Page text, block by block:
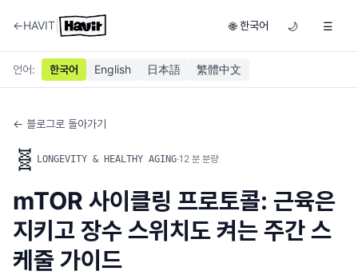
←HAVIT 🌐 한국어 🌙 ☰
언어: 한국어 English 日本語 繁體中文
← 블로그로 돌아가기
🧬 LONGEVITY & HEALTHY AGING·12 분 분량
mTOR 사이클링 프로토콜: 근육은
지키고 장수 스위치도 켜는 주간 스
케줄 가이드